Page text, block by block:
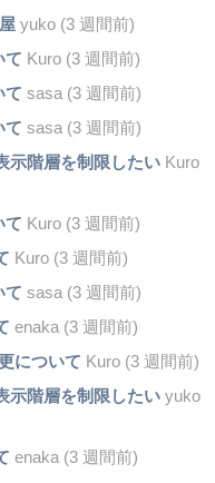
yuko (3 週間前)
て Kuro (3 週間前)
て sasa (3 週間前)
て sasa (3 週間前)
示階層を制限したいKuro
て Kuro (3 週間前)
Kuro (3 週間前)
て sasa (3 週間前)
enaka (3 週間前)
について Kuro (3 週間前)
示階層を制限したいyuko
enaka (3 週間前)